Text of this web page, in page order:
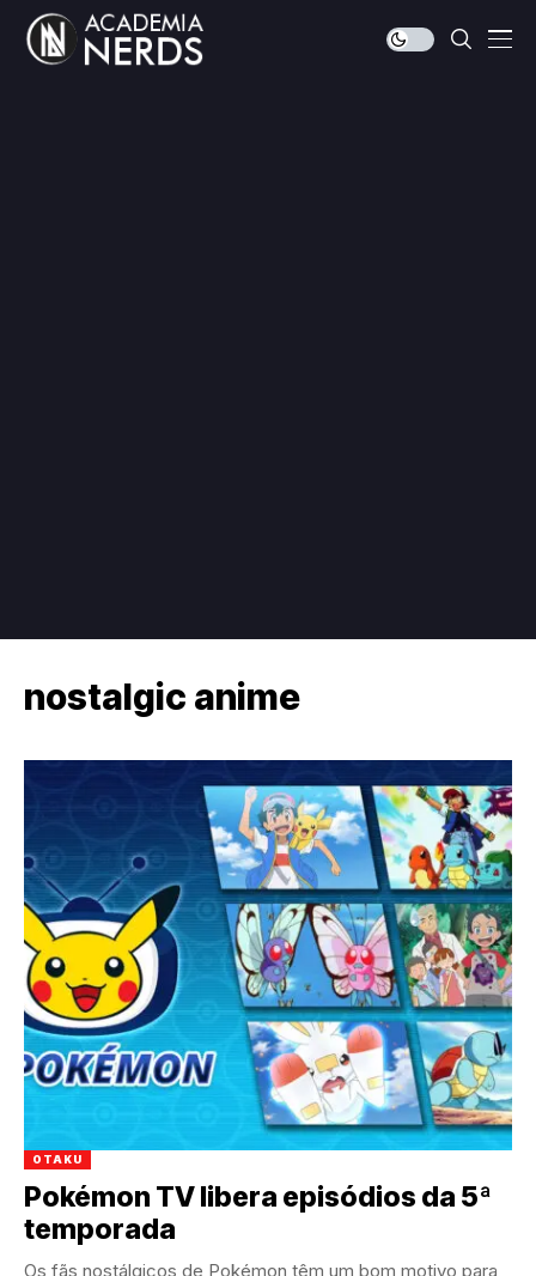
nostalgic anime
OTAKU
Pokémon TV libera episódios da 5ª
temporada
Os fãs nostálgicos de Pokémon têm um bom motivo para